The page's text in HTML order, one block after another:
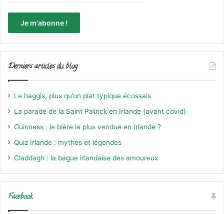
Derniers articles du blog
Le haggis, plus qu’un plat typique écossais
La parade de la Saint Patrick en Irlande (avant covid)
Guinness : la bière la plus vendue en Irlande ?
Quiz Irlande : mythes et légendes
Claddagh : la bague irlandaise des amoureux
Facebook